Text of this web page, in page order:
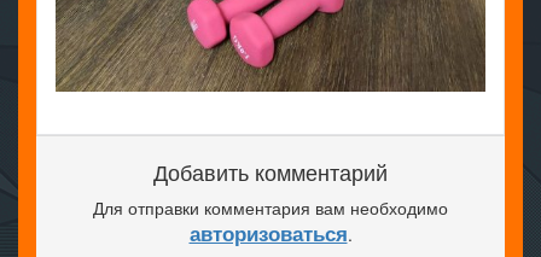
Добавить комментарий
Для отправки комментария вам необходимо
авторизоваться.